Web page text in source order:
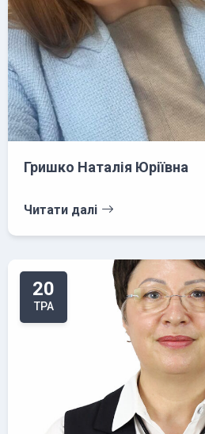
Гришко Наталія Юріївна
Читати далі
20
ТРА